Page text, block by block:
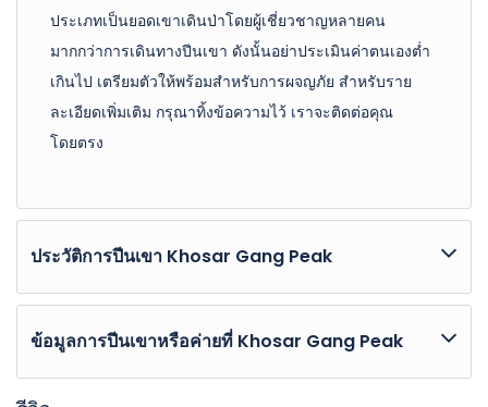
ประเภทเป็นยอดเขาเดินป่าโดยผู้เชี่ยวชาญหลายคน
มากกว่าการเดินทางปีนเขา ดังนั้นอย่าประเมินค่าตนเองต่ำ
เกินไป เตรียมตัวให้พร้อมสำหรับการผจญภัย สำหรับราย
ละเอียดเพิ่มเติม กรุณาทิ้งข้อความไว้ เราจะติดต่อคุณ
โดยตรง
ประวัติการปีนเขา Khosar Gang Peak
ประวัติการปีนเขา Khosar Gang Peak
การปีนขึ้นยอดเขานี้ครั้งแรกเกิดขึ้นใน 1899โดยคู่สามี
ภรรยาอเมริกันดร. วิลเลียม ฮันเตอร์ เวิร์คแมนและแฟนนี่
ข้อมูลการปีนเขาหรือค่ายที่ Khosar Gang Peak